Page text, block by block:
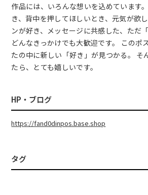
作品には、いろんな想いを込めています
き、背中を押してほしいとき、元気が欲
ンが好き、メッセージに共感した、た
どんなきっかけでも大歓迎です。 このポ
たの中に新しい「好き」が見つかる。 そ
たら、とても嬉しいです。
HP・ブログ
https://fand0dinpos.base.shop
タグ